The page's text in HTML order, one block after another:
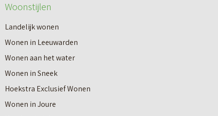
Woonstijlen
Landelijk wonen
Wonen in Leeuwarden
Wonen aan het water
Wonen in Sneek
Hoekstra Exclusief Wonen
Wonen in Joure